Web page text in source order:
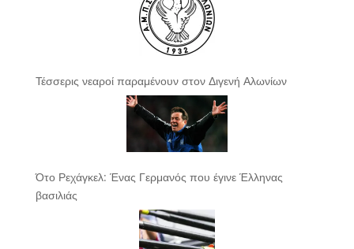
Τέσσερις νεαροί παραμένουν στον Διγενή Αλωνίων
Ότο Ρεχάγκελ: Ένας Γερμανός που έγινε Έλληνας
βασιλιάς